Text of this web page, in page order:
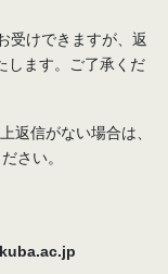
受けできますが、返
します。ご了承くだ
返信がない場合は、
さい。